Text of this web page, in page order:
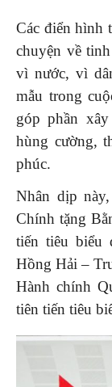
Các điển hình
chuyện về
vì nước, vì
mẫu trong
góp phần
hùng cường,
phúc.
Nhân dịp
Chính tặng
tiến tiêu biểu
Hồng Hải –
Hành chính
tiên tiến tiêu